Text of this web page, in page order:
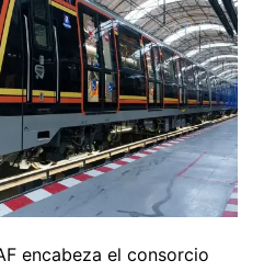
encabeza el consorcio